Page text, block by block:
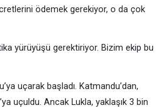
ödemek gerekiyor, o da çok
yürüyüşü gerektiriyor. Bizim ekip bu
uçarak başladı. Katmandu’dan,
uçuldu. Ancak Lukla, yaklaşık 3 bin